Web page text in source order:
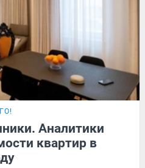
Аналитики
квартир в